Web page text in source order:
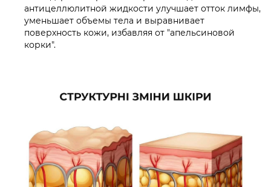
антицеллюлитной жидкости улучшает отток лимфы,
уменьшает объемы тела и выравнивает
поверхность кожи, избавляя от "апельсиновой
корки".